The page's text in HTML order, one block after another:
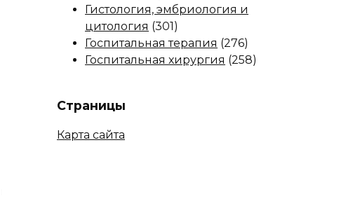
Гистология, эмбриология и
цитология (301)
Госпитальная терапия (276)
Госпитальная хирургия (258)
Страницы
Карта сайта